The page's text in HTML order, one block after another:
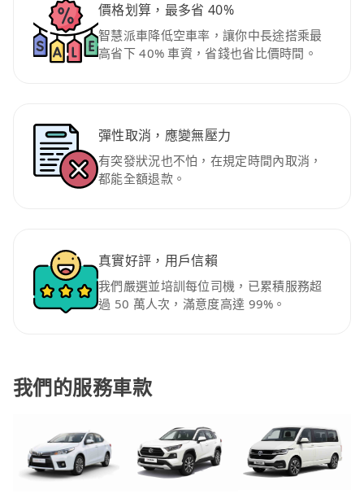
價格划算，最多省 40%
智慧派車降低空車率，讓你中長途搭乘最
高省下 40% 車資，省錢也省比價時間。
彈性取消，應變無壓力
有突發狀況也不怕，在規定時間內取消，
都能全額退款。
真實好評，用戶信賴
我們嚴選並培訓每位司機，已累積服務超
過 50 萬人次，滿意度高達 99%。
我們的服務車款